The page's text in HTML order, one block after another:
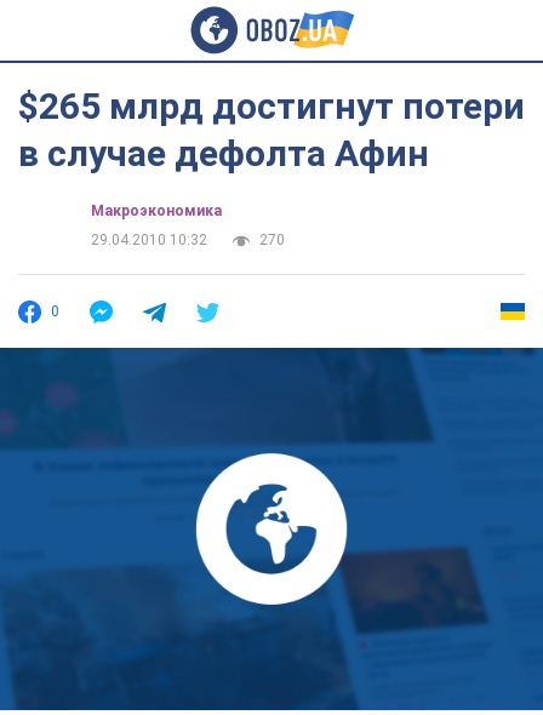
$265 млрд достигнут потери
в случае дефолта Афин
Mакроэкономика
29.04.2010 10:32
270
0